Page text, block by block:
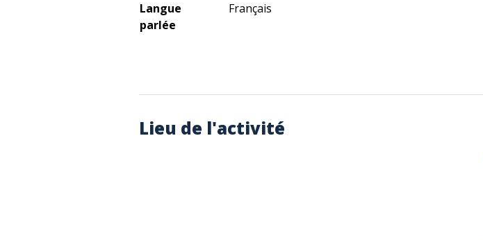
Langue
parlée
Français
Lieu de l'activité